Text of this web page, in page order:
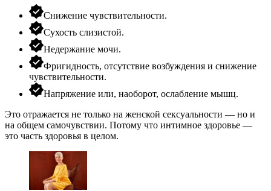
Снижение чувствительности.
Сухость слизистой.
Недержание мочи.
Фригидность, отсутствие возбуждения и снижение
чувствительности.
Напряжение или, наоборот, ослабление мышц.
Это отражается не только на женской сексуальности — но и
на общем самочувствии. Потому что интимное здоровье —
это часть здоровья в целом.